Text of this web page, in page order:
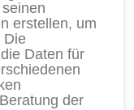
erstellen, um
Die
Daten für
der